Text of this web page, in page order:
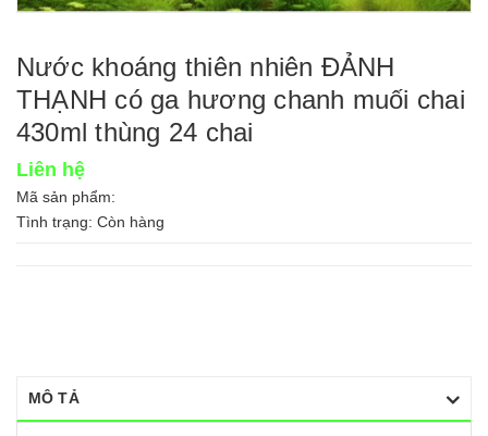
Nước khoáng thiên nhiên ĐẢNH
THẠNH có ga hương chanh muối chai
430ml thùng 24 chai
Liên hệ
Mã sản phẩm:
Tình trạng: Còn hàng
MÔ TẢ